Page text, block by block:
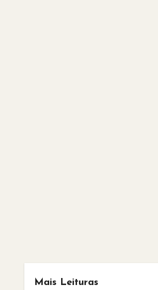
Mais Leituras